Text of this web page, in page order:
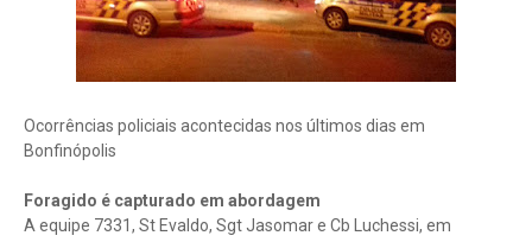
Ocorrências policiais acontecidas nos últimos dias em
Bonfinópolis
Foragido é capturado em abordagem
A equipe 7331, St Evaldo, Sgt Jasomar e Cb Luchessi, em